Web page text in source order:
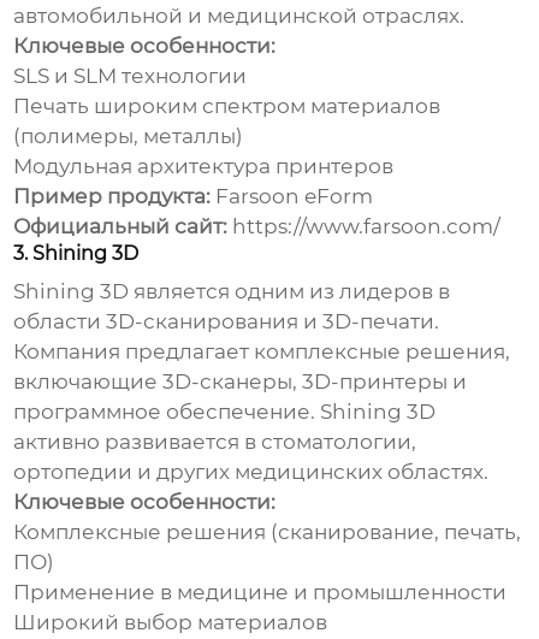
автомобильной и медицинской отраслях.
Ключевые особенности:
SLS и SLM технологии
Печать широким спектром материалов
(полимеры, металлы)
Модульная архитектура принтеров
Пример продукта: Farsoon eForm
Официальный сайт: https://www.farsoon.com/
3. Shining 3D
Shining 3D является одним из лидеров в
области 3D-сканирования и 3D-печати.
Компания предлагает комплексные решения,
включающие 3D-сканеры, 3D-принтеры и
программное обеспечение. Shining 3D
активно развивается в стоматологии,
ортопедии и других медицинских областях.
Ключевые особенности:
Комплексные решения (сканирование, печать,
ПО)
Применение в медицине и промышленности
Широкий выбор материалов